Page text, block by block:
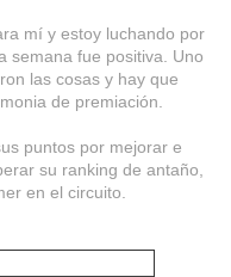
mí y estoy luchando por
semana fue positiva. Uno
las cosas y hay que
de premiación.
puntos por mejorar e
su ranking de antaño,
en el circuito.